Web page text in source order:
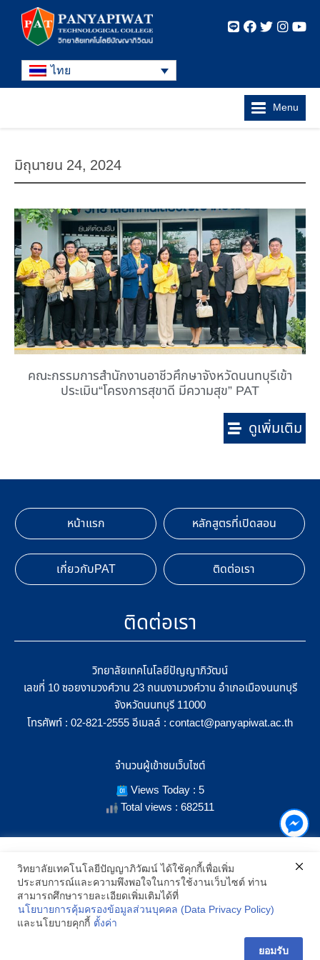
ไทย
Menu
มิถุนายน 24, 2024
คณะกรรมการสำนักงานอาชีวศึกษาจังหวัดนนทบุรีเข้า
ประเมิน“โครงการสุขาดี มีความสุข” PAT
ดูเพิ่มเติม
หน้าแรก หลักสูตรที่เปิดสอน
เกี่ยวกับPAT ติดต่อเรา
ติดต่อเรา
วิทยาลัยเทคโนโลยีปัญญาภิวัฒน์
เลขที่ 10 ซอยงามวงศ์วาน 23 ถนนงามวงศ์วาน อำเภอเมืองนนทบุรี
จังหวัดนนทบุรี 11000
โทรศัพท์ : 02-821-2555 อีเมลล์ : contact@panyapiwat.ac.th
จำนวนผู้เข้าชมเว็บไซต์
Views Today : 5
Total views : 682511
SHOW LOCATION ON MAP
2021 All Rights Reserved © Panyapiwat Learning Center | Privacy
เราใช้คุกกี้เพื่อเพิ่มประสิทธิภาพ และประสบการณ์ที่ดีในการใช้งาน
เว็บไซต์ เมื่อคุณกดยอมรับเราจะสามารถเลือกแสดงสิ่งที่น่าสนใจสำหรับ
คุณได้โดยเฉพาะ และหากคุณต้องการเปลี่ยนการตั้งค่าของคุกกี้
สามารถเลือกตั้งค่าความยินยอมการใช้คุกกี้ได้ โดยคลิก "การตั้งค่า"
อ่านนโยบายคุกกี้เพิ่มเติม
วิทยาลัยเทคโนโลยีปัญญาภิวัฒน์ ได้ใช้คุกกี้เพื่อเพิ่ม
ประสบการณ์และความพึงพอใจในการใช้งานเว็บไซต์ ท่าน
สามารถศึกษารายละเอียดเพิ่มเติมได้ที่
นโยบายการคุ้มครองข้อมูลส่วนบุคคล (Data Privacy Policy)
และนโยบายคุกกี้ ตั้งค่า
ยอมรับ